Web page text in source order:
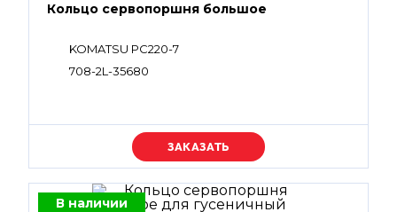
Кольцо сервопоршня большое
KOMATSU PC220-7
708-2L-35680
Уточняйте цену
В наличии